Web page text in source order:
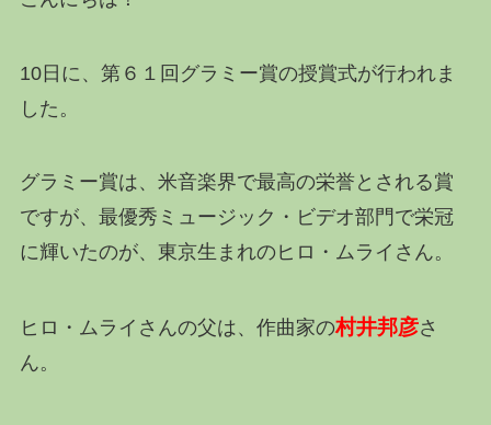
10日に、 第６１回グラミー賞の授賞式が行われま
した。
グラミー賞は、米音楽界で最高の栄誉とされる賞
ですが、最優秀ミュージック・ビデオ部門で栄冠
に輝いたのが、東京生まれのヒロ・ムライ さん。
ヒロ・ムライさんの父は、作曲家の村井邦彦さ
ん。